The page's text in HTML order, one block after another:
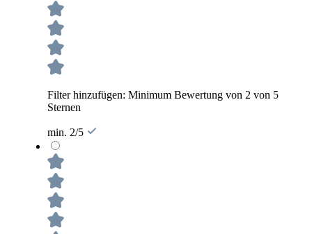
Filter hinzufügen: Minimum Bewertung von 2 von 5
Sternen
min. 2/5